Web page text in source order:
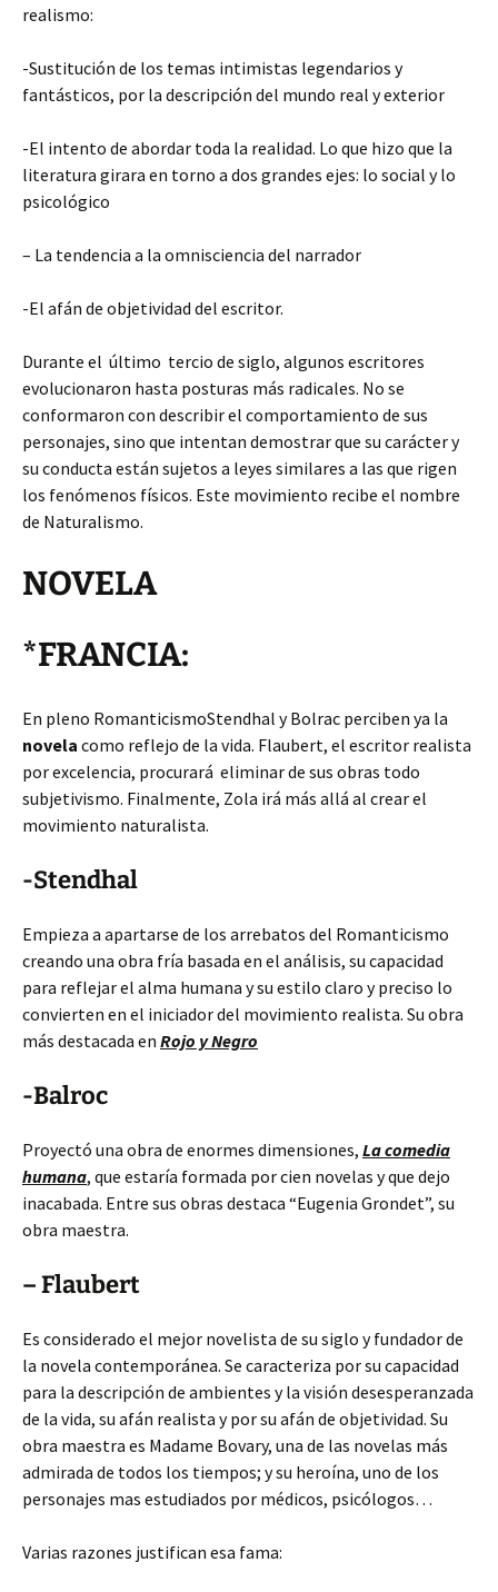
realismo:
-Sustitución de los temas intimistas legendarios y
fantásticos, por la descripción del mundo real y exterior
-El intento de abordar toda la realidad. Lo que hizo que la
literatura girara en torno a dos grandes ejes: lo social y lo
psicológico
– La tendencia a la omnisciencia del narrador
-El afán de objetividad del escritor.
Durante el último tercio de siglo, algunos escritores
evolucionaron hasta posturas más radicales. No se
conformaron con describir el comportamiento de sus
personajes, sino que intentan demostrar que su carácter y
su conducta están sujetos a leyes similares a las que rigen
los fenómenos físicos. Este movimiento recibe el nombre
de Naturalismo.
NOVELA
*FRANCIA:
En pleno RomanticismoStendhal y Bolrac perciben ya la
novela como reflejo de la vida. Flaubert, el escritor realista
por excelencia, procurará eliminar de sus obras todo
subjetivismo. Finalmente, Zola irá más allá al crear el
movimiento naturalista.
-Stendhal
Empieza a apartarse de los arrebatos del Romanticismo
creando una obra fría basada en el análisis, su capacidad
para reflejar el alma humana y su estilo claro y preciso lo
convierten en el iniciador del movimiento realista. Su obra
más destacada en Rojo y Negro
-Balroc
Proyectó una obra de enormes dimensiones, La comedia
humana, que estaría formada por cien novelas y que dejo
inacabada. Entre sus obras destaca “Eugenia Grondet”, su
obra maestra.
– Flaubert
Es considerado el mejor novelista de su siglo y fundador de
la novela contemporánea. Se caracteriza por su capacidad
para la descripción de ambientes y la visión desesperanzada
de la vida, su afán realista y por su afán de objetividad. Su
obra maestra es Madame Bovary, una de las novelas más
admirada de todos los tiempos; y su heroína, uno de los
personajes mas estudiados por médicos, psicólogos…
Varias razones justifican esa fama: